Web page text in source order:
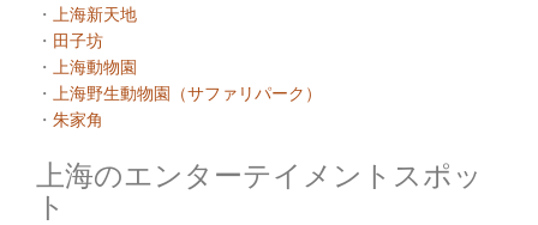
・
上海新天地
・ 田子坊
・
上海動物園
・
上海野生動物園（サファリパーク）
・ 朱家角
上海のエンターテイメントスポッ
ト